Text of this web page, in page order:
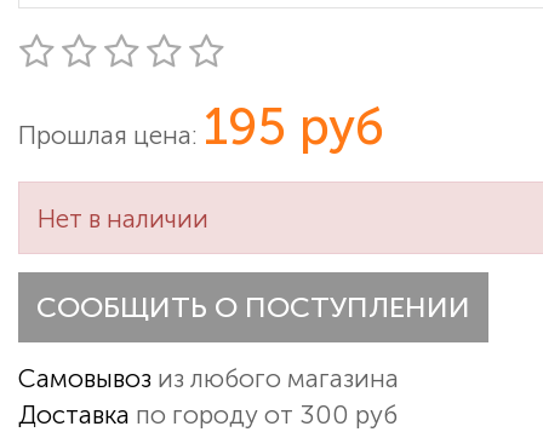
Прошлая цена: 195 руб
Нет в наличии
СООБЩИТЬ О ПОСТУПЛЕНИИ
Самовывоз из любого магазина
Доставка по городу от 300 руб